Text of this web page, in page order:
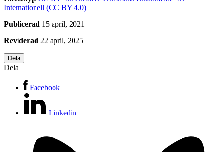
Internationell (CC BY 4.0)
Publicerad 15 april, 2021
Reviderad 22 april, 2025
Dela
Dela
Facebook
Linkedin